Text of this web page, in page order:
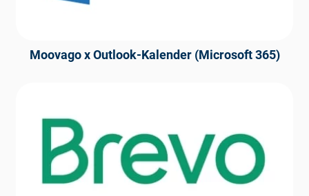
Moovago x Outlook-Kalender (Microsoft 365)